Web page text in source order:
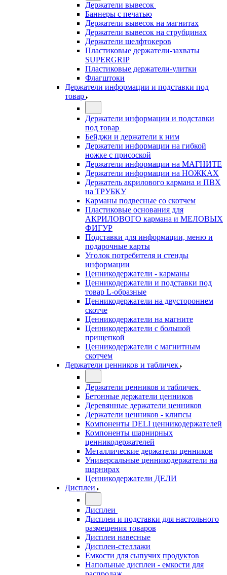
Держатели вывесок
Баннеры с печатью
Держатели вывесок на магнитах
Держатели вывесок на струбцинах
Держатели шелфтокеров
Пластиковые держатели-захваты
SUPERGRIP
Пластиковые держатели-улитки
Флагштоки
Держатели информации и подставки под
товар
Держатели информации и подставки
под товар
Бейджи и держатели к ним
Держатели информации на гибкой
ножке с присоской
Держатели информации на МАГНИТЕ
Держатели информации на НОЖКАХ
Держатель акрилового кармана и ПВХ
на ТРУБКУ
Карманы подвесные со скотчем
Пластиковые основания для
АКРИЛОВОГО кармана и МЕЛОВЫХ
ФИГУР
Подставки для информации, меню и
подарочные карты
Уголок потребителя и стенды
информации
Ценникодержатели - карманы
Ценникодержатели и подставки под
товар L-образные
Ценникодержатели на двустороннем
скотче
Ценникодержатели на магните
Ценникодержатели с большой
прищепкой
Ценникодержатели с магнитным
скотчем
Держатели ценников и табличек
Держатели ценников и табличек
Бетонные держатели ценников
Деревянные держатели ценников
Держатели ценников - клипсы
Компоненты DELI ценникодержателей
Компоненты шарнирных
ценникодержателей
Металлические держатели ценников
Универсальные ценникодержатели на
шарнирах
Ценникодержатели ДЕЛИ
Дисплеи
Дисплеи
Дисплеи и подставки для настольного
размещения товаров
Дисплеи навесные
Дисплеи-стеллажи
Емкости для сыпучих продуктов
Напольные дисплеи - емкости для